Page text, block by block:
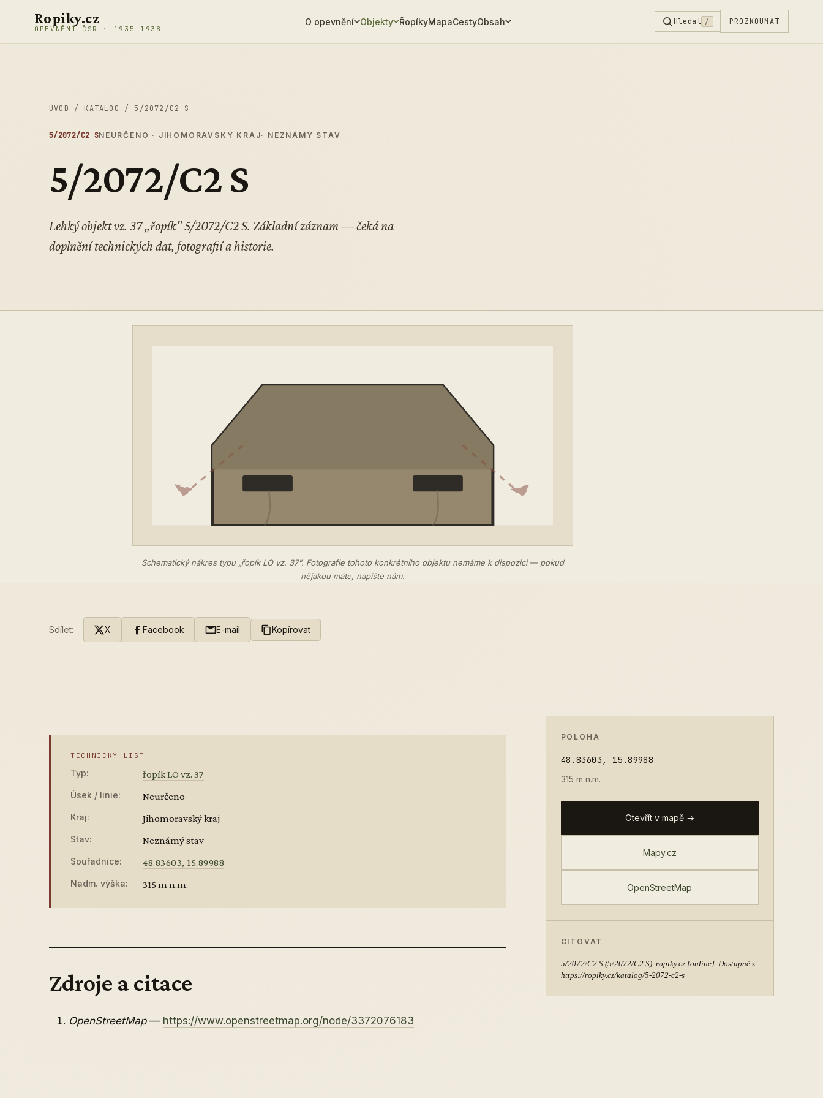
Ropiky.cz
OPEVNĚNÍ ČSR · 1935–1938
O opevnění Objekty ŘopíkyMapaCestyObsah Hledat / PROZKOUMAT
ÚVOD / KATALOG / 5/2072/C2 S
5/2072/C2 SNEURČENO · JIHOMORAVSKÝ KRAJ· NEZNÁMÝ STAV
5/2072/C2 S
Lehký objekt vz. 37 „řopík" 5/2072/C2 S. Základní záznam — čeká na
doplnění technických dat, fotografií a historie.
Schematický nákres typu „řopík LO vz. 37". Fotografie tohoto konkrétního objektu nemáme k dispozici — pokud
nějakou máte, napište nám.
Sdílet: X Facebook E-mail Kopírovat
TECHNICKÝ LIST
Typ: řopík LO vz. 37
Úsek / linie: Neurčeno
Kraj: Jihomoravský kraj
Stav: Neznámý stav
Souřadnice: 48.83603, 15.89988
Nadm. výška: 315 m n.m.
Zdroje a citace
OpenStreetMap— https://www.openstreetmap.org/node/3372076183
POLOHA
48.83603, 15.89988
315 m n.m.
Otevřít v mapě →
Mapy.cz
OpenStreetMap
CITOVAT
5/2072/C2 S(5/2072/C2 S). ropiky.cz [online]. Dostupné z:
https://ropiky.cz/katalog/5-2072-c2-s